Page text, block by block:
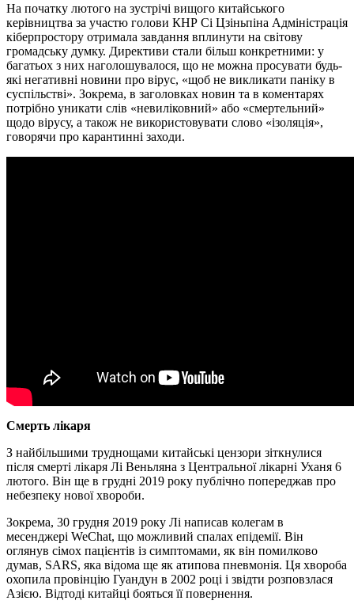
На початку лютого на зустрічі вищого китайського
керівництва за участю голови КНР Сі Цзіньпіна Адміністрація
кіберпростору отримала завдання вплинути на світову
громадську думку. Директиви стали більш конкретними: у
багатьох з них наголошувалося, що не можна просувати будь-
які негативні новини про вірус, «щоб не викликати паніку в
суспільстві». Зокрема, в заголовках новин та в коментарях
потрібно уникати слів «невиліковний» або «смертельний»
щодо вірусу, а також не використовувати слово «ізоляція»,
говорячи про карантинні заходи.
Смерть лікаря
З найбільшими труднощами китайські цензори зіткнулися
після смерті лікаря Лі Веньляна з Центральної лікарні Уханя 6
лютого. Він ще в грудні 2019 року публічно попереджав про
небезпеку нової хвороби.
Зокрема, 30 грудня 2019 року Лі написав колегам в
месенджері WeChat, що можливий спалах епідемії. Він
оглянув сімох пацієнтів із симптомами, як він помилково
думав, SARS, яка відома ще як атипова пневмонія. Ця хвороба
охопила провінцію Гуандун в 2002 році і звідти розповзлася
Азією. Відтоді китайці бояться її повернення.